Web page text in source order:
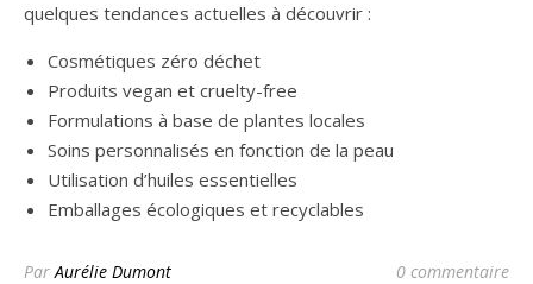
quelques tendances actuelles à découvrir :
Cosmétiques zéro déchet
Produits vegan et cruelty-free
Formulations à base de plantes locales
Soins personnalisés en fonction de la peau
Utilisation d’huiles essentielles
Emballages écologiques et recyclables
ParAurélie Dumont 0 commentaire